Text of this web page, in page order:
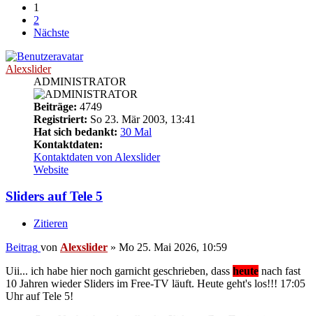
1
2
Nächste
Alexslider
ADMINISTRATOR
Beiträge: 4749
Registriert: So 23. Mär 2003, 13:41
Hat sich bedankt: 30 Mal
Kontaktdaten:
Kontaktdaten von Alexslider
Website
Sliders auf Tele 5
Zitieren
Beitrag von Alexslider » Mo 25. Mai 2026, 10:59
Uii... ich habe hier noch garnicht geschrieben, dass heute nach fast
10 Jahren wieder Sliders im Free-TV läuft. Heute geht's los!!! 17:05
Uhr auf Tele 5!